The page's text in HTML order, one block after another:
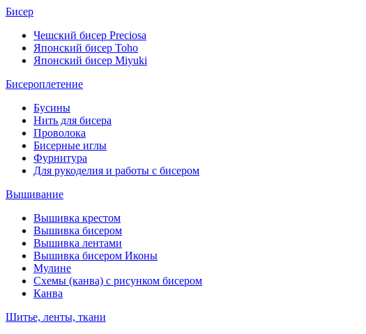
Бисер
Чешский бисер Preciosa
Японский бисер Toho
Японский бисер Miyuki
Бисероплетение
Бусины
Нить для бисера
Проволока
Бисерные иглы
Фурнитура
Для рукоделия и работы с бисером
Вышивание
Вышивка крестом
Вышивка бисером
Вышивка лентами
Вышивка бисером Иконы
Мулине
Схемы (канва) с рисунком бисером
Канва
Шитье, ленты, ткани